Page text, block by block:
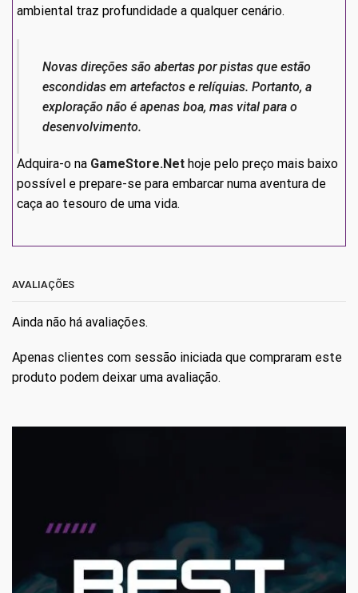
ambiental traz profundidade a qualquer cenário.
Novas direções são abertas por pistas que estão
escondidas em artefactos e relíquias. Portanto, a
exploração não é apenas boa, mas vital para o
desenvolvimento.
Adquira-o na GameStore.Net hoje pelo preço mais baixo
possível e prepare-se para embarcar numa aventura de
caça ao tesouro de uma vida.
AVALIAÇÕES
Ainda não há avaliações.
Apenas clientes com sessão iniciada que compraram este
produto podem deixar uma avaliação.